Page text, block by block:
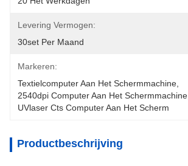
Levering Vermogen:
30set Per Maand
Markeren:
Textielcomputer Aan Het Schermmachine
2540dpi Computer Aan Het Schermmachine
UVlaser Cts Computer Aan Het Scherm
Productbeschrijving